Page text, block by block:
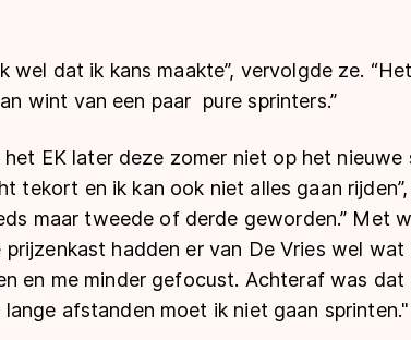
wel dat ik kans maakte”, vervolgde ze.
wint van een paar pure sprinters.”
EK later deze zomer niet op het
tekort en ik kan ook niet alles gaan
maar tweede of derde geworden.” Met
hadden er van De Vries wel
en me minder gefocust. Achteraf was dat
afstanden moet ik niet gaan sprinten."